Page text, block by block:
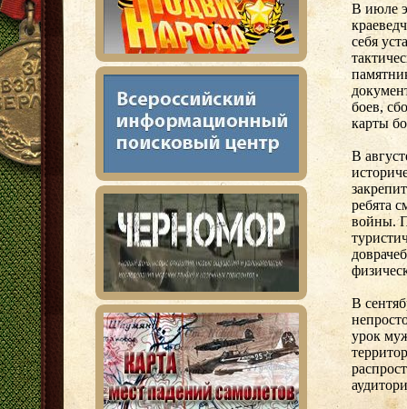
В июле
себя
боев,
карты
В
ребята
войны.
В
урок